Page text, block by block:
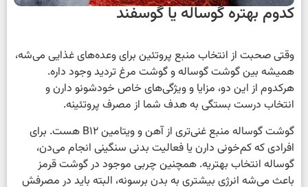
کدوم بهتره گوساله یا گوسفند
وقتی صحبت از انتخاب منبع پروتئین برای وعده‌های غذایی می‌شه،
همیشه بین گوشت گوساله و گوشت مرغ تردید وجود داره.
هرکدوم از این دو، مزایا و ویژگی‌های خاص خودشونو دارن و
انتخاب درست بستگی به هدف شما از مصرف پروتئینه.
گوشت گوساله منبع غنی‌تری از آهن و ویتامین B12 هست. برای
افرادی که کم‌خونی دارن یا فعالیت بدنی سنگینی انجام می‌دن،
گوساله انتخاب بهتریه. همچنین چربی موجود در گوشت قرمز
باعث می‌شه انرژی بیشتری به بدن برسونه، البته باید در مصرفش